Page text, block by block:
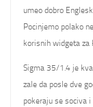
umeo dobro
Pocinjemo polako
korisnih widgeta za
Sigma 35/1.4 je
zale da posle dve
pokeraju se sociva